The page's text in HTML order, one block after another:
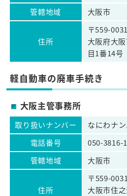
管轄地域
大阪市
住所
〒559-0031
大阪府大
目1番14号
軽自動車の廃車手続き
大阪主管事務所
取り扱いナンバー
なにわナ
電話番号
050-3816-
管轄地域
大阪市
住所
〒559-
大阪市住